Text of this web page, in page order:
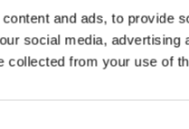
and ads, to provide
social media,
collected from your use of